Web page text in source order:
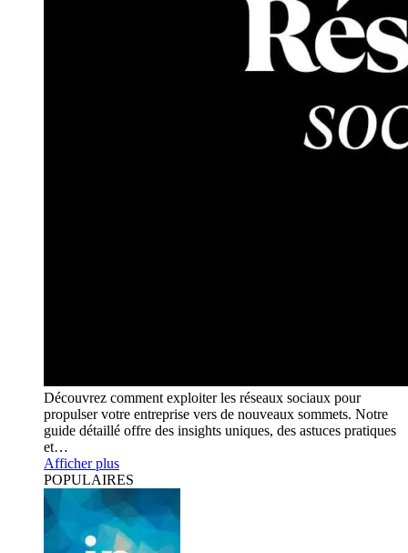
Découvrez comment exploiter les réseaux sociaux pour
propulser votre entreprise vers de nouveaux sommets. Notre
guide détaillé offre des insights uniques, des astuces pratiques
et…
Afficher plus
POPULAIRES